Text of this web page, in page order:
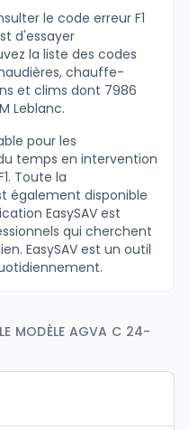
le code erreur F1
d'essayer
la liste des codes
chauffe-
et clims dont 7986
Leblanc.
pour les
temps en intervention
Toute la
également disponible
EasySAV est
qui cherchent
EasySAV est un outil
LE MODÈLE AGVA C 24-